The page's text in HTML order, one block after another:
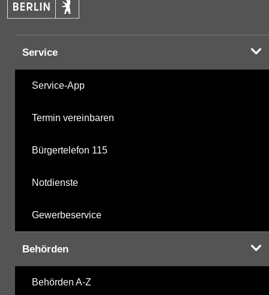
Service
Service-App
Termin vereinbaren
Bürgertelefon 115
Notdienste
Gewerbeservice
Behörden
Behörden A-Z